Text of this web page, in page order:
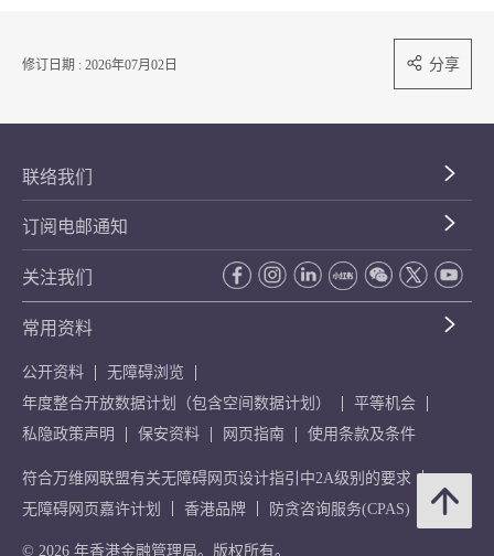
修订日期 : 2026年07月02日 分享
联络我们
订阅电邮通知
关注我们
常用资料
公开资料
无障碍浏览
年度整合开放数据计划（包含空间数据计划）
平等机会
私隐政策声明
保安资料 网页指南 使用条款及条件
符合万维网联盟有关无障碍网页设计指引中2A级别的要求
无障碍网页嘉许计划
香港品牌 防贪咨询服务(CPAS)
© 2026 年香港金融管理局。版权所有。